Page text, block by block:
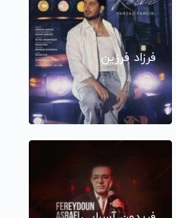
فرزاد فرزین